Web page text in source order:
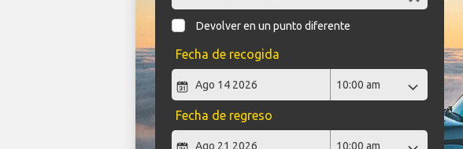
Devolver en un punto diferente
Fecha de recogida
Fecha de regreso